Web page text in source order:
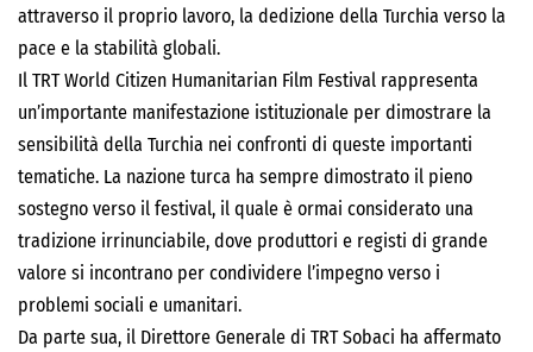
attraverso il proprio lavoro, la dedizione della Turchia verso la
pace e la stabilità globali.
Il TRT World Citizen Humanitarian Film Festival rappresenta
un’importante manifestazione istituzionale per dimostrare la
sensibilità della Turchia nei confronti di queste importanti
tematiche. La nazione turca ha sempre dimostrato il pieno
sostegno verso il festival, il quale è ormai considerato una
tradizione irrinunciabile, dove produttori e registi di grande
valore si incontrano per condividere l’impegno verso i
problemi sociali e umanitari.
Da parte sua, il Direttore Generale di TRT Sobaci ha affermato